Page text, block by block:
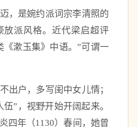
是婉约派词宗李清照的
放派风格。近代梁启超评
《漱玉集》中语。”可谓一
户，多写闺中女儿情；
”，视野开始开阔起来。
四年（1130）春间，她曾